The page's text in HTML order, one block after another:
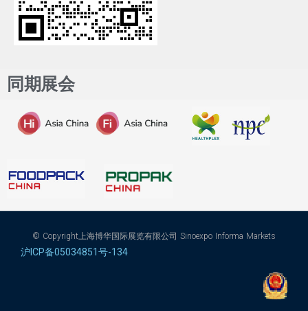
同期展会
© Copyright上海博华国际展览有限公司 Sinoexpo Informa Markets
沪ICP备05034851号-134